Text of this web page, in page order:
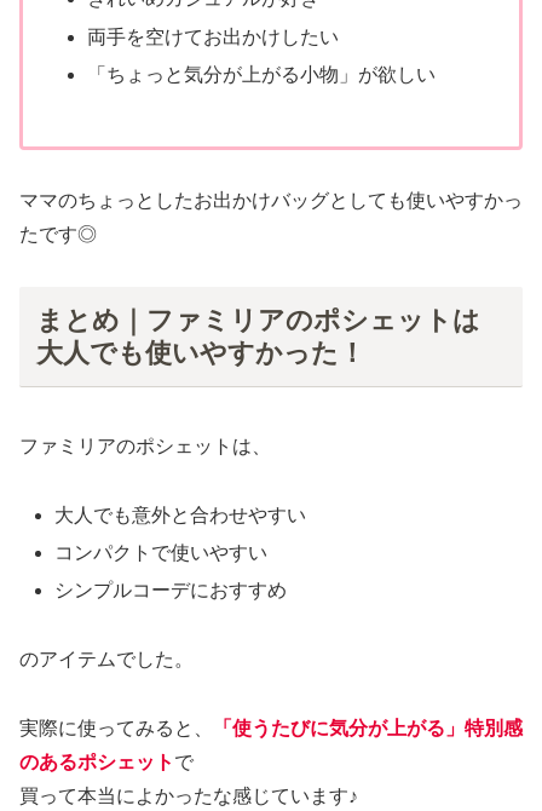
両手を空けてお出かけしたい
「ちょっと気分が上がる小物」が欲しい
ママのちょっとしたお出かけバッグとしても使いやすかっ
たです◎
まとめ｜ファミリアのポシェットは
大人でも使いやすかった！
ファミリアのポシェットは、
大人でも意外と合わせやすい
コンパクトで使いやすい
シンプルコーデにおすすめ
のアイテムでした。
実際に使ってみると、
「使うたびに気分が上がる」特別感
のあるポシェット で
買って本当によかったな感じています♪